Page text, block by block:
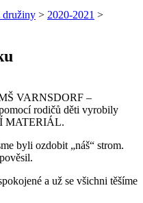
> 2020-2021 >
VARNSDORF –
rodičů děti vyrobily
MATERIÁL.
byli ozdobit „náš“ strom.
a už se všichni těšíme